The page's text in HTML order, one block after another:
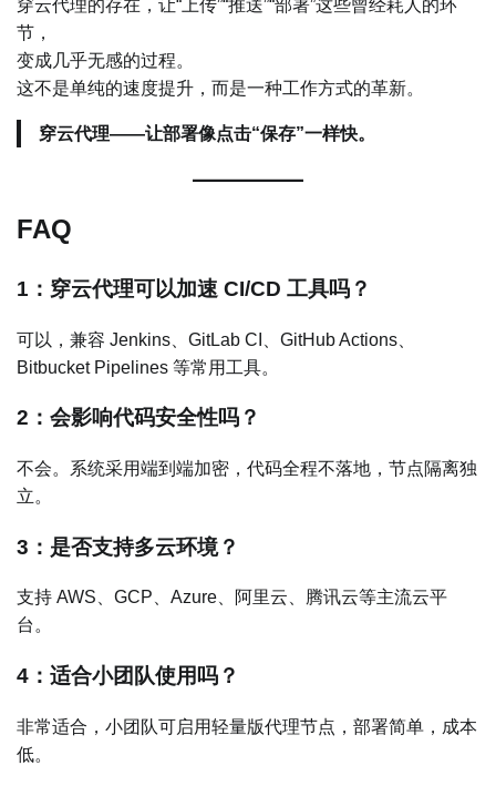
穿云代理的存在，让“上传”“推送”“部署”这些曾经耗人的环
节，
变成几乎无感的过程。
这不是单纯的速度提升，而是一种工作方式的革新。
穿云代理——让部署像点击“保存”一样快。
FAQ
1：穿云代理可以加速 CI/CD 工具吗？
可以，兼容 Jenkins、GitLab CI、GitHub Actions、
Bitbucket Pipelines 等常用工具。
2：会影响代码安全性吗？
不会。系统采用端到端加密，代码全程不落地，节点隔离独
立。
3：是否支持多云环境？
支持 AWS、GCP、Azure、阿里云、腾讯云等主流云平
台。
4：适合小团队使用吗？
非常适合，小团队可启用轻量版代理节点，部署简单，成本
低。